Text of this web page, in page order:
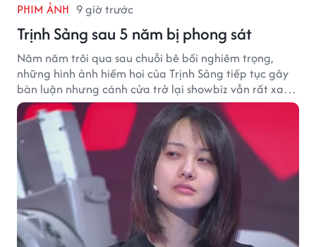
PHIM ẢNH 9 giờ trước
Trịnh Sảng sau 5 năm bị phong sát
Năm năm trôi qua sau chuỗi bê bối nghiêm trọng,
những hình ảnh hiếm hoi của Trịnh Sảng tiếp tục gây
bàn luận nhưng cánh cửa trở lại showbiz vẫn rất xa
vời.